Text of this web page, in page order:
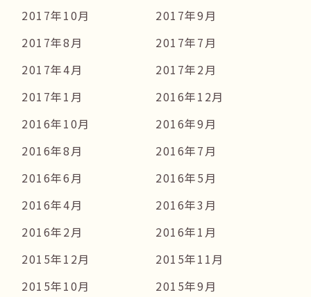
2017年10月
2017年9月
2017年8月
2017年7月
2017年4月
2017年2月
2017年1月
2016年12月
2016年10月
2016年9月
2016年8月
2016年7月
2016年6月
2016年5月
2016年4月
2016年3月
2016年2月
2016年1月
2015年12月
2015年11月
2015年10月
2015年9月